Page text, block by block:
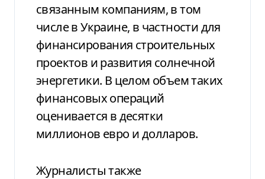
связанным компаниям, в том
числе в Украине, в частности для
финансирования строительных
проектов и развития солнечной
энергетики. В целом объем таких
финансовых операций
оценивается в десятки
миллионов евро и долларов.
Журналисты также